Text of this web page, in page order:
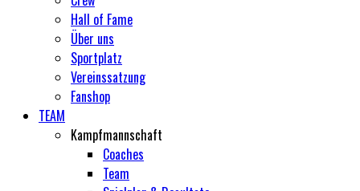
Hall of Fame
Über uns
Sportplatz
Vereinssatzung
Fanshop
TEAM
Kampfmannschaft
Coaches
Team